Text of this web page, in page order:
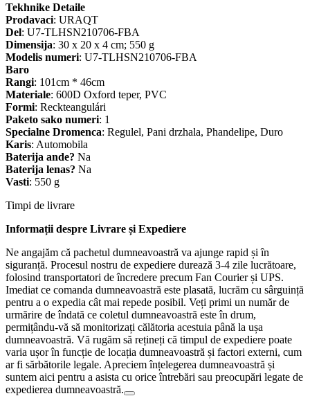
Tekhnike Detaile
Prodavaci: URAQT
Del: U7-TLHSN210706-FBA
Dimensija: 30 x 20 x 4 cm; 550 g
Modelis numeri: U7-TLHSN210706-FBA
Baro
Rangi: 101cm * 46cm
Materiale: 600D Oxford teper, PVC
Formi: Reckteangulári
Paketo sako numeri: 1
Specialne Dromenca: Regulel, Pani drzhala, Phandelipe, Duro
Karis: Automobila
Baterija ande? Na
Baterija lenas? Na
Vasti: 550 g
Timpi de livrare
Informații despre Livrare și Expediere
Ne angajăm că pachetul dumneavoastră va ajunge rapid și în
siguranță. Procesul nostru de expediere durează 3-4 zile lucrătoare,
folosind transportatori de încredere precum Fan Courier și UPS.
Imediat ce comanda dumneavoastră este plasată, lucrăm cu sârguință
pentru a o expedia cât mai repede posibil. Veți primi un număr de
urmărire de îndată ce coletul dumneavoastră este în drum,
permițându-vă să monitorizați călătoria acestuia până la ușa
dumneavoastră. Vă rugăm să rețineți că timpul de expediere poate
varia ușor în funcție de locația dumneavoastră și factori externi, cum
ar fi sărbătorile legale. Apreciem înțelegerea dumneavoastră și
suntem aici pentru a asista cu orice întrebări sau preocupări legate de
expedierea dumneavoastră.